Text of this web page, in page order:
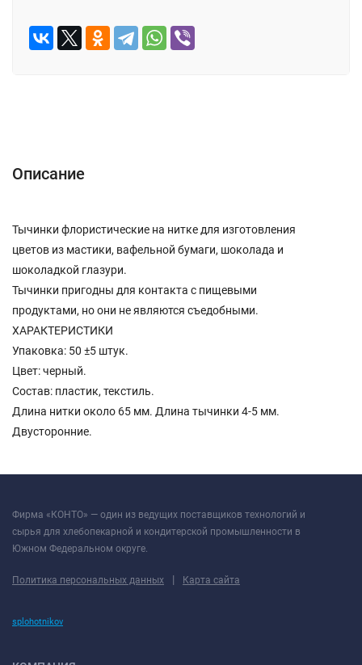
Описание
Тычинки флористические на нитке для изготовления
цветов из мастики, вафельной бумаги, шоколада и
шоколадкой глазури.
Тычинки пригодны для контакта с пищевыми
продуктами, но они не являются съедобными.
ХАРАКТЕРИСТИКИ
Упаковка: 50 ±5 штук.
Цвет: черный.
Состав: пластик, текстиль.
Длина нитки около 65 мм. Длина тычинки 4-5 мм.
Двусторонние.
Фирма «КОНТО» — один из ведущих поставщиков технологий и
сырья для хлебопекарной и кондитерской промышленности в
Южном Федеральном округе.
Политика персональных данных | Карта сайта
splohotnikov